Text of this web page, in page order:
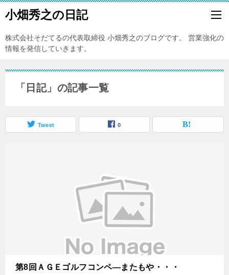
小畑秀之の日記
株式会社そだてるの代表取締役 小畑秀之のブログです。 営業強化の
情報を発信していきます。
「日記」の記事一覧
Tweet 0
第8回ＡＧＥゴルフコンペ―またもや・・・